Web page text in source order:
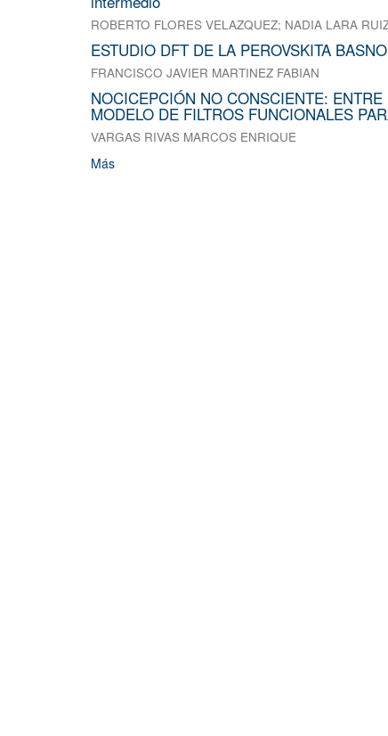
ROBERTO FLORES VELAZQUEZ; NADIA LARA
ESTUDIO DFT DE LA PEROVSKITA
FRANCISCO JAVIER MARTINEZ FABIAN
NOCICEPCIÓN NO CONSCIENTE:
MODELO DE FILTROS FUNCIONALES
VARGAS RIVAS MARCOS ENRIQUE
Más